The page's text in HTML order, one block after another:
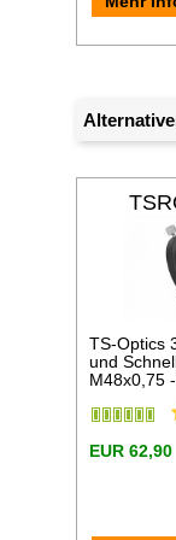
TS-Optics
und
M48x0,75
EUR 62,90